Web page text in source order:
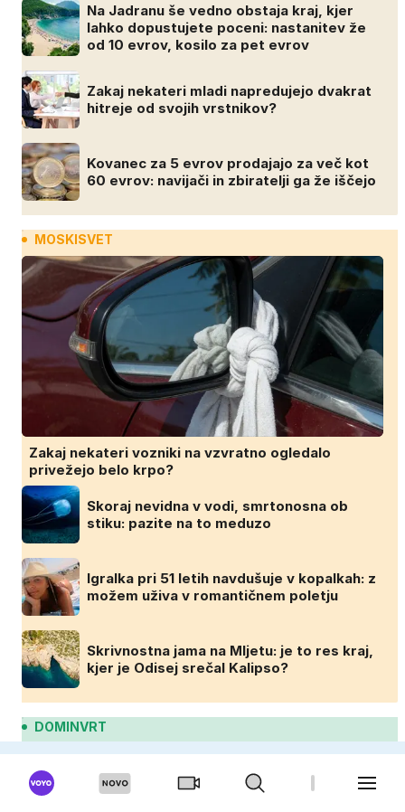
Na Jadranu še vedno obstaja kraj, kjer
lahko dopustujete poceni: nastanitev že
od 10 evrov, kosilo za pet evrov
Zakaj nekateri mladi napredujejo dvakrat
hitreje od svojih vrstnikov?
Kovanec za 5 evrov prodajajo za več kot
60 evrov: navijači in zbiratelji ga že iščejo
MOSKISVET
Zakaj nekateri vozniki na vzvratno ogledalo
privežejo belo krpo?
Skoraj nevidna v vodi, smrtonosna ob
stiku: pazite na to meduzo
Igralka pri 51 letih navdušuje v kopalkah: z
možem uživa v romantičnem poletju
Skrivnostna jama na Mljetu: je to res kraj,
kjer je Odisej srečal Kalipso?
DOMINVRT